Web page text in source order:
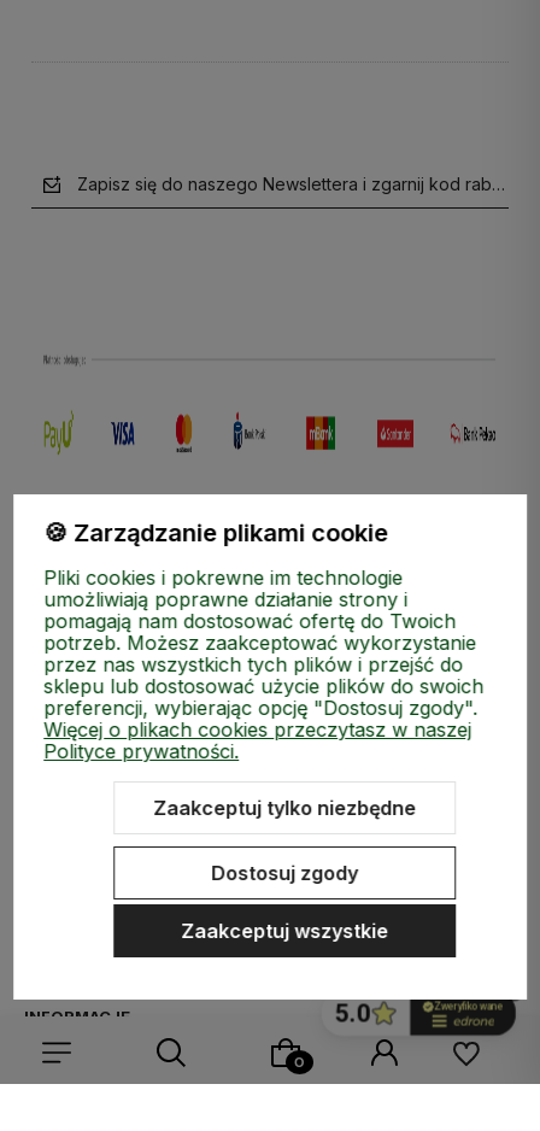
Zapisz się do naszego Newslettera i zgarnij kod
MEDIA SPOŁECZNOŚCIOWE
MOJE KONTO
INFORMACJE
🍪 Zarządzanie plikami cookie
Pliki cookies i pokrewne im technologie
umożliwiają poprawne działanie strony i
pomagają nam dostosować ofertę do Twoich
potrzeb. Możesz zaakceptować wykorzystanie
przez nas wszystkich tych plików i przejść do
sklepu lub dostosować użycie plików do swoich
preferencji, wybierając opcję "Dostosuj zgody".
Więcej o plikach cookies przeczytasz w naszej
Polityce prywatności.
Zaakceptuj tylko niezbędne
Dostosuj zgody
Zaakceptuj wszystkie